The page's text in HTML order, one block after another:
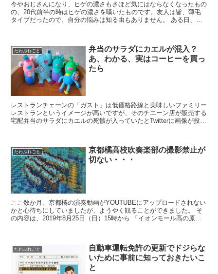
今やおじさんになり、ヒゲの濃さもさほど気にはならなくなったもの
の、20代前半の時はヒゲの濃さを嘆いたものです。友人は皆、薄毛
タイプだったので、自分の悩みは知る由もありません。 ある日、風
たわぶれごと
弁当のサラダにカエルが混入？
あ、わかる、実はコーヒーを買っ
たら
レストランチェーンの「ガスト」は低価格路線と美味しいファミリー
レストランというイメージが高いですが、そのチエーン店が販売する
宅配弁当のサラダにカエルの死骸が入っていたとTwitterに画像が投稿
たわぶれごと
京都橘高校吹奏楽部の撮影禁止が
切ない・・・
ここ数か月、京都橘の演奏動画がYOUTUBEにアップロードされない
かと心待ちにしていましたが、ようやく観ることができました。 そ
の内容は、2019年8月25日（日）15時から 「イオンモール高の原」
たわぶれごと
自動車運転免許の更新でドジらな
いために事前に知っておきたいこ
と